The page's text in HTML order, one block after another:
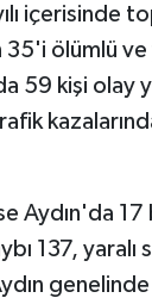
içerisinde
35'i ölümlü
59 kişi olay
Aydın'da
137, yaralı